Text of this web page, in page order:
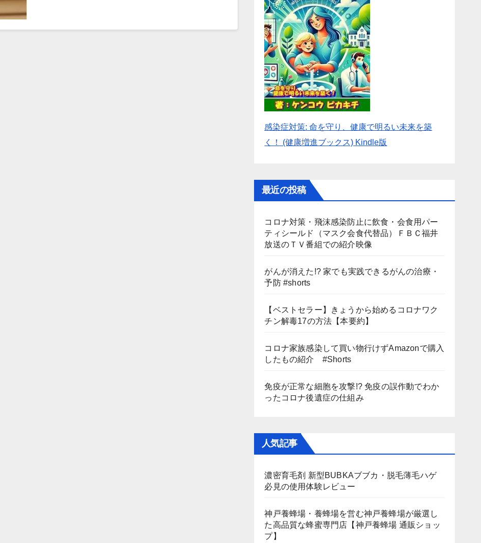
感染症対策: 命を守り、健康で明るい未来を築
く！ (健康増進ブックス) Kindle版
最近の投稿
コロナ対策・飛沫感染防止に飲食・会食用パー
ティシールド（マスク会食代替品）ＦＢＣ福井
放送のＴＶ番組での紹介映像
がんが消えた!? 家でも実践できるがんの治療・
予防 #shorts
【ベストセラー】きょうから始めるコロナワク
チン解毒17の方法【本要約】
コロナ家族感染して買い物行けずAmazonで購入
したもの紹介 #Shorts
免疫が正常な細胞を攻撃!? 免疫の誤作動でわか
ったコロナ後遺症の仕組み
人気記事
濃密育毛剤 新型BUBKAブブカ・脱毛薄毛ハゲ
必見の使用体験レビュー
神戸養蜂場・養蜂場を営む神戸養蜂場が厳選し
た高品質な蜂蜜専門店【神戸養蜂場 通販ショッ
プ】